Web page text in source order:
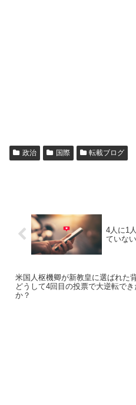
政治 国際 転載ブログ
4人に1
ていな
米国人枢機卿が新教皇に選ばれた
どうして4回目の投票で大逆転でき
か？